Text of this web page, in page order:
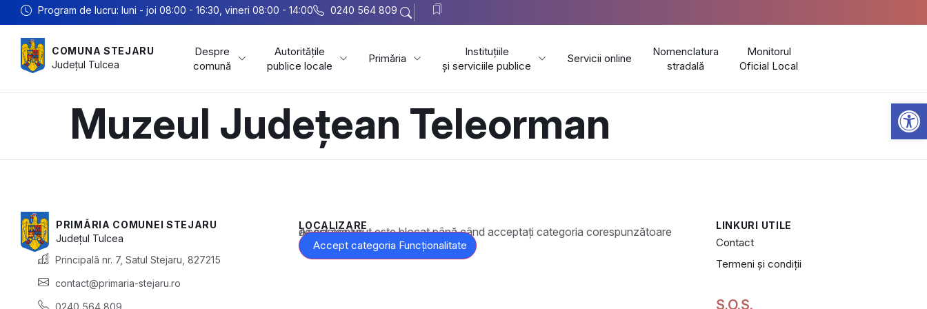
Program de lucru: luni - joi 08:00 - 16:30, vineri 08:00 - 14:00 0240 564 809
COMUNA STEJARU
Județul Tulcea
Despre
comună
Autoritățile
publice locale
Primăria
Instituțiile
și serviciile publice
Servicii online
Nomenclatura
stradală
Monitorul
Oficial Local
Muzeul Județean Teleorman
PRIMĂRIA COMUNEI STEJARU
Județul Tulcea
Principală nr. 7, Satul Stejaru, 827215
contact@primaria-stejaru.ro
0240 564 809
LOCALIZARE
Acest conținut este blocat până când acceptați categoria corespunzătoare de cookie-uri.
Accept categoria Funcționalitate
LINKURI UTILE
Contact
Termeni și condiții
S.O.S.